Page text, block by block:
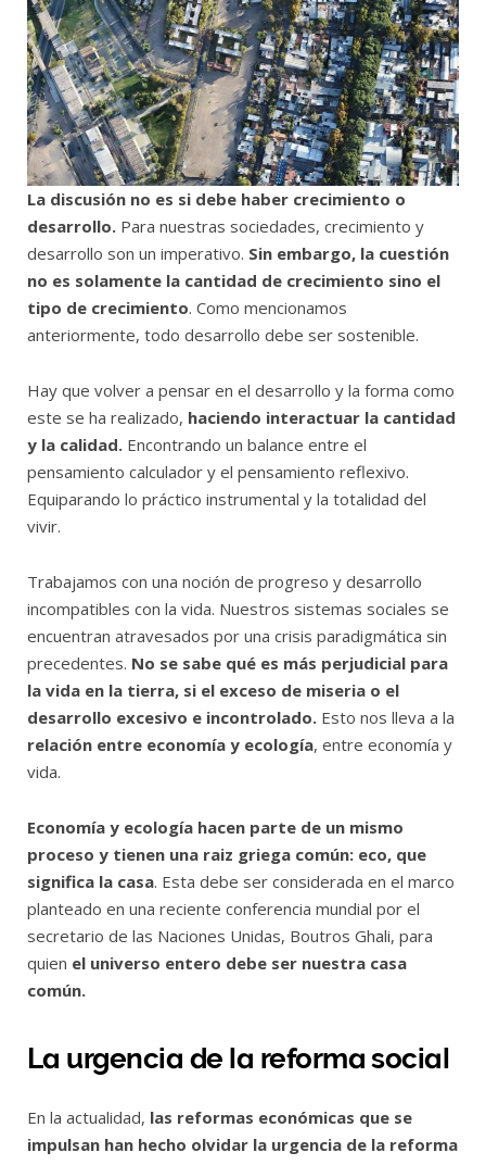
La discusión no es si debe haber crecimiento o
desarrollo. Para nuestras sociedades, crecimiento y
desarrollo son un imperativo. Sin embargo, la cuestión
no es solamente la cantidad de crecimiento sino el
tipo de crecimiento. Como mencionamos
anteriormente, todo desarrollo debe ser sostenible.
Hay que volver a pensar en el desarrollo y la forma como
este se ha realizado, haciendo interactuar la cantidad
y la calidad. Encontrando un balance entre el
pensamiento calculador y el pensamiento reflexivo.
Equiparando lo práctico instrumental y la totalidad del
vivir.
Trabajamos con una noción de progreso y desarrollo
incompatibles con la vida. Nuestros sistemas sociales se
encuentran atravesados por una crisis paradigmática sin
precedentes. No se sabe qué es más perjudicial para
la vida en la tierra, si el exceso de miseria o el
desarrollo excesivo e incontrolado. Esto nos lleva a la
relación entre economía y ecología, entre economía y
vida.
Economía y ecología hacen parte de un mismo
proceso y tienen una raiz griega común: eco, que
significa la casa. Esta debe ser considerada en el marco
planteado en una reciente conferencia mundial por el
secretario de las Naciones Unidas, Boutros Ghali, para
quien el universo entero debe ser nuestra casa
común.
La urgencia de la reforma social
En la actualidad, las reformas económicas que se
impulsan han hecho olvidar la urgencia de la reforma